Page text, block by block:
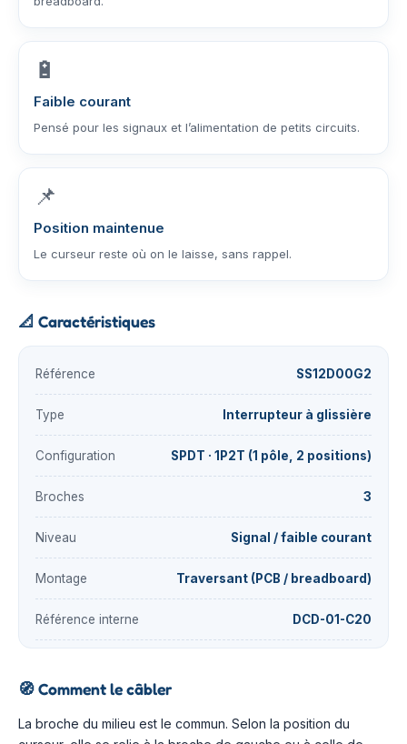
🔋
Faible courant
Pensé pour les signaux et l’alimentation de petits circuits.
📌
Position maintenue
Le curseur reste où on le laisse, sans rappel.
📐 Caractéristiques
Référence SS12D00G2
Type Interrupteur à glissière
Configuration SPDT · 1P2T (1 pôle, 2 positions)
Broches 3
Niveau Signal / faible courant
Montage Traversant (PCB / breadboard)
Référence interne DCD-01-C20
🧭Comment le câbler
La broche du milieu est le commun. Selon la position du